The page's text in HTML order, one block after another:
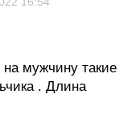
мужчину такие
. Длина